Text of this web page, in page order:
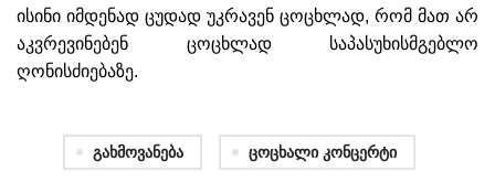
ისინი იმდენად ცუდად უკრავენ ცოცხლად, რომ მათ არ
აკვრევინებენ ცოცხლად საპასუხისმგებლო
ღონისძიებაზე.
Გახმოვანება Ცოცხალი Კონცერტი